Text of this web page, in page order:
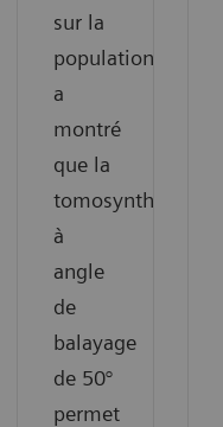
sur la
population
a
montré
que la
tomosynthèse
à
angle
de
balayage
de 50°
permet